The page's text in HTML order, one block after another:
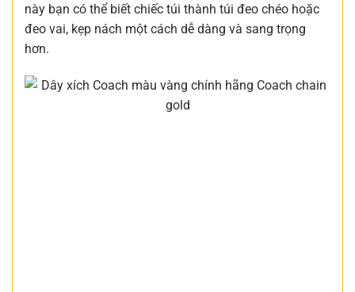
này bạn có thể biết chiếc túi thành túi đeo chéo hoặc
đeo vai, kẹp nách một cách dễ dàng và sang trọng
hơn.